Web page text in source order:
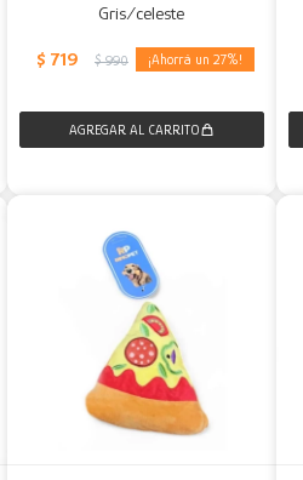
Gris/celeste
$ 719 $ 990 27